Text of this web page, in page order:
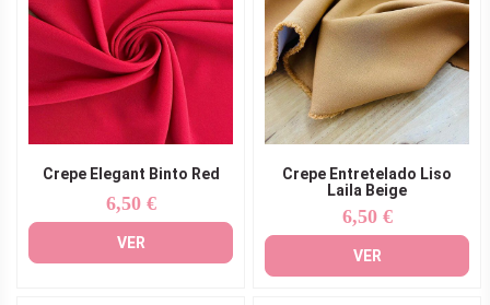
Crepe Elegant Binto Red
Precio
6,50 €
VER
Crepe Entretelado Liso
Laila Beige
Precio
6,50 €
VER